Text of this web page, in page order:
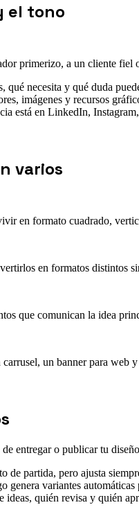
el tono
primerizo, a un cliente fiel
necesita y qué duda
imágenes y recursos
está en LinkedIn,
varios
en formato cuadrado,
en formatos distintos
que comunican la idea
un banner para web
entregar o publicar tu
de partida, pero ajusta
genera variantes automáticas
ideas, quién revisa y quién